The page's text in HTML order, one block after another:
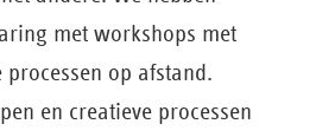
met workshops met
op afstand.
en creatieve processen